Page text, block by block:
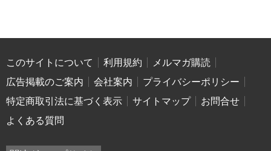
このサイトについて 利用規約
メルマガ購読
広告掲載のご案内
会社案内
プライバシーポリシー
特定商取引法に基づく表示
サイトマップ
お問合せ
よくある質問